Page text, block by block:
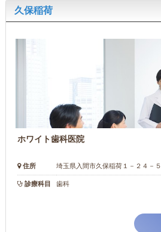
久保稲荷
ホワイト歯科医院
住所 埼玉県入間市久保稲荷１－２４－５
診療科目 歯科